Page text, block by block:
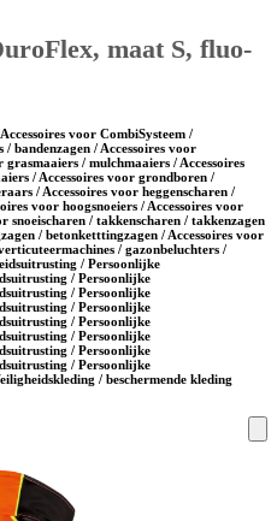
maat S, fluo-
voor CombiSysteem /
bandenzagen / Accessoires voor
/ mulchmaaiers / Accessoires
/ Accessoires voor grondboren /
/ Accessoires voor heggenscharen /
voor hoogsnoeiers / Accessoires voor
snoeischaren / takkenscharen / takkenzagen
/ betonketttingzagen / Accessoires voor
/ gazonbeluchters /
/ Persoonlijke
/ Persoonlijke
/ Persoonlijke
/ Persoonlijke
/ Persoonlijke
/ Persoonlijke
/ Persoonlijke
/ Persoonlijke
/ beschermende kleding